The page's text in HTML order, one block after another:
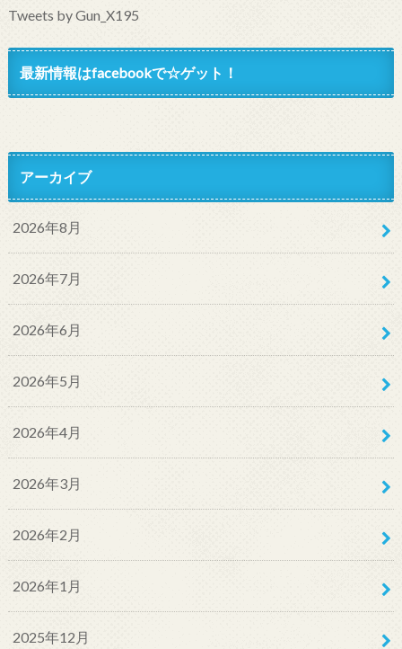
Tweets by Gun_X195
最新情報はfacebookで☆ゲット！
アーカイブ
2026年8月
2026年7月
2026年6月
2026年5月
2026年4月
2026年3月
2026年2月
2026年1月
2025年12月